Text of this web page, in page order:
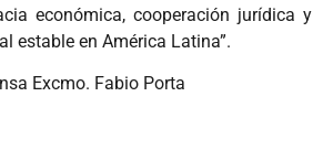
económica, cooperación jurídica y
estable en América Latina”.
Excmo. Fabio Porta